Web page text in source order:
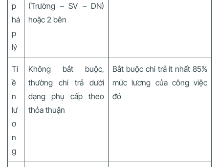
p
há
p
lý
(Trường – SV – DN)
hoặc 2 bên
Ti
ề
n
lư
ơ
n
g
Không bắt buộc,
thường chi trả dưới
dạng phụ cấp theo
thỏa thuận
Bắt buộc chi trả ít nhất 85%
mức lương của công việc
đó